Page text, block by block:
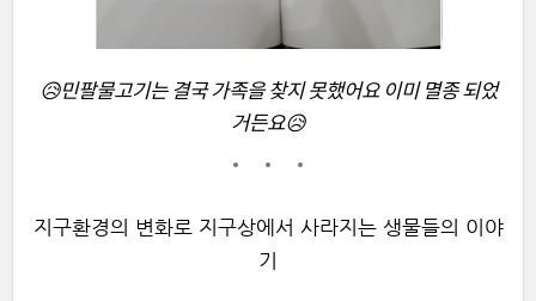
😥민팔물고기는 결국 가족을 찾지 못했어요 이미 멸종 되었
거든요😥
지구환경의 변화로 지구상에서 사라지는 생물들의 이야
기